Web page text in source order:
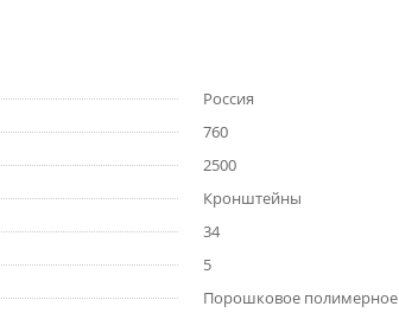
Россия
760
2500
Кронштейны
34
5
Порошковое полимерное